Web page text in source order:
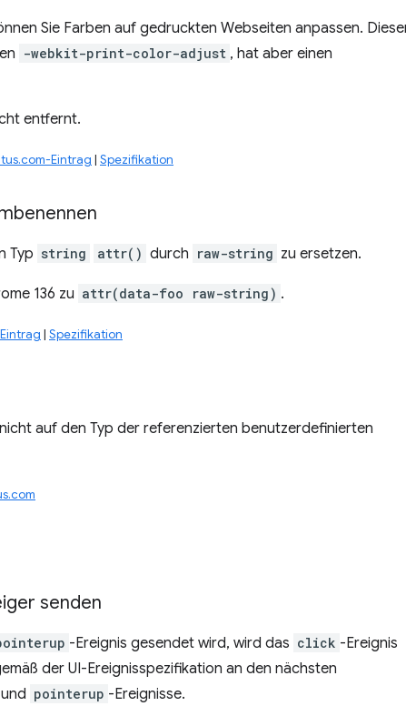
Sie Farben auf gedruckten Webseiten anpassen.
-webkit-print-color-adjust , hat aber einen
entfernt.
Eintrag | Spezifikation
Typ string attr() durch raw-string zu ersetzen.
136 zu attr(data-foo raw-string) .
| Spezifikation
auf den Typ der referenzierten benutzerdefinierten
senden
-Ereignis gesendet wird, wird das click -Ereignis
der UI-Ereignisspezifikation an den nächsten
pointerup -Ereignisse.